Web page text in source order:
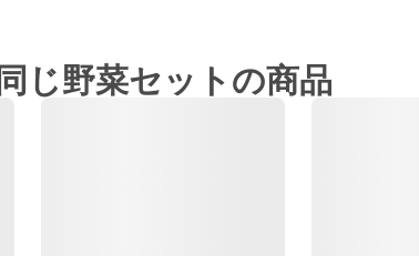
同じ野菜セットの商品